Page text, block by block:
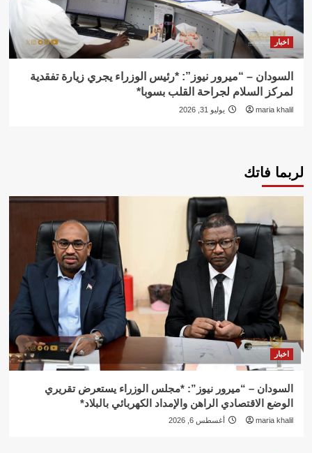
اخبار
السودان – “ميرور نيوز”: *رئيس الوزراء يجري زيارة تفقدية
لمركز السلام لجراحة القلب بسوبا*
maria khalil يوليو 31, 2026
لربما فاتك
اخبار
السودان – “ميرور نيوز”: *مجلس الوزراء يستعرض تقريري
الوضع الاقتصادي الراهن والإمداد الكهربائي بالبلاد*
maria khalil أغسطس 6, 2026